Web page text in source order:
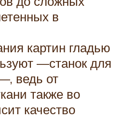
в
картин гладью
—станок для
ведь от
также во
качество